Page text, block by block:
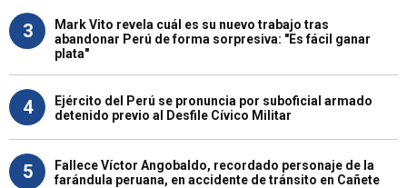
3
Mark Vito revela cuál es su nuevo trabajo tras
abandonar Perú de forma sorpresiva: "Es fácil ganar
plata"
4
Ejército del Perú se pronuncia por suboficial armado
detenido previo al Desfile Cívico Militar
5
Fallece Víctor Angobaldo, recordado personaje de la
farándula peruana, en accidente de tránsito en Cañete